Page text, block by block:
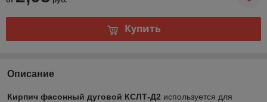
Купить
Описание
Кирпич фасонный дуговой КСЛТ-Д2 используется для